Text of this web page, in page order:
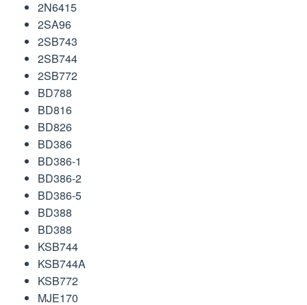
2N6415
2SA96
2SB743
2SB744
2SB772
BD788
BD816
BD826
BD386
BD386-1
BD386-2
BD386-5
BD388
BD388
KSB744
KSB744A
KSB772
MJE170